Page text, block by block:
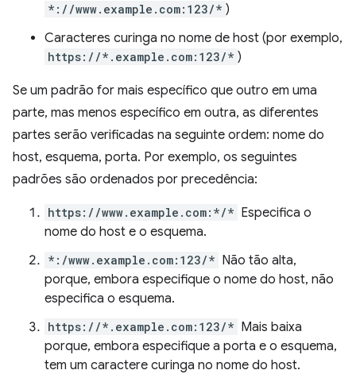
*://www.example.com:123/* )
Caracteres curinga no nome de host (por exemplo,
https://*.example.com:123/* )
Se um padrão for mais específico que outro em uma
parte, mas menos específico em outra, as diferentes
partes serão verificadas na seguinte ordem: nome do
host, esquema, porta. Por exemplo, os seguintes
padrões são ordenados por precedência:
https://www.example.com:*/* Especifica o
nome do host e o esquema.
*:/www.example.com:123/* Não tão alta,
porque, embora especifique o nome do host, não
especifica o esquema.
https://*.example.com:123/* Mais baixa
porque, embora especifique a porta e o esquema,
tem um caractere curinga no nome do host.